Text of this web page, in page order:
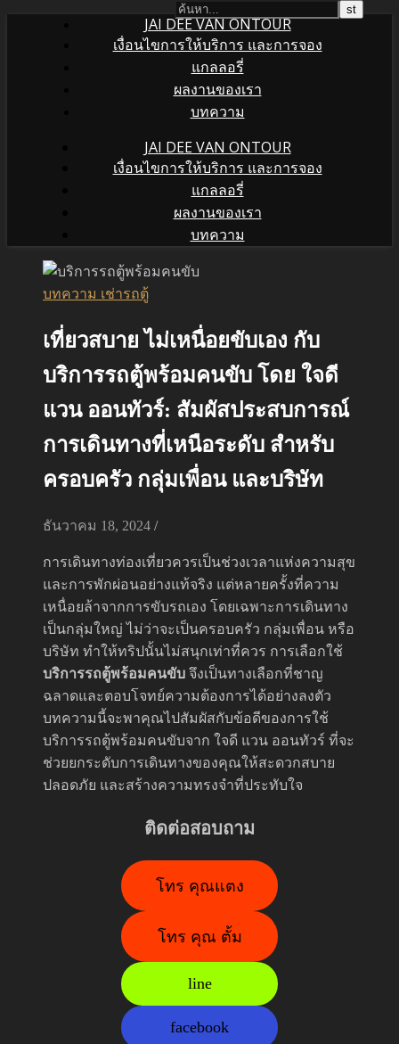
JAI DEE VAN ONTOUR
เงื่อนไขการให้บริการ และการจอง
แกลลอรี่
ผลงานของเรา
บทความ
JAI DEE VAN ONTOUR
เงื่อนไขการให้บริการ และการจอง
แกลลอรี่
ผลงานของเรา
บทความ
บทความ เช่ารถตู้
เที่ยวสบาย ไม่เหนื่อยขับเอง กับ
บริการรถตู้พร้อมคนขับ โดย ใจดี
แวน ออนทัวร์: สัมผัสประสบการณ์
การเดินทางที่เหนือระดับ สำหรับ
ครอบครัว กลุ่มเพื่อน และบริษัท
ธันวาคม 18, 2024 /
การเดินทางท่องเที่ยวควรเป็นช่วงเวลาแห่งความสุข
และการพักผ่อนอย่างแท้จริง แต่หลายครั้งที่ความ
เหนื่อยล้าจากการขับรถเอง โดยเฉพาะการเดินทาง
เป็นกลุ่มใหญ่ ไม่ว่าจะเป็นครอบครัว กลุ่มเพื่อน หรือ
บริษัท ทำให้ทริปนั้นไม่สนุกเท่าที่ควร การเลือกใช้
บริการรถตู้พร้อมคนขับ จึงเป็นทางเลือกที่ชาญ
ฉลาดและตอบโจทย์ความต้องการได้อย่างลงตัว
บทความนี้จะพาคุณไปสัมผัสกับข้อดีของการใช้
บริการรถตู้พร้อมคนขับจาก ใจดี แวน ออนทัวร์ ที่จะ
ช่วยยกระดับการเดินทางของคุณให้สะดวกสบาย
ปลอดภัย และสร้างความทรงจำที่ประทับใจ
ติดต่อสอบถาม
โทร คุณแตง
โทร คุณ ตั้ม
line
facebook